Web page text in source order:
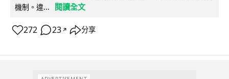
機制。違...
閱讀全文
272 23 ↗ 分享